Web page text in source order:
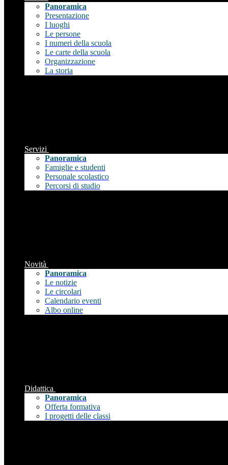
Panoramica
Presentazione
I luoghi
Le persone
I numeri della scuola
Le carte della scuola
Organizzazione
La storia
Servizi
Panoramica
Famiglie e studenti
Personale scolastico
Percorsi di studio
Novità
Panoramica
Le notizie
Le circolari
Calendario eventi
Albo online
Didattica
Panoramica
Offerta formativa
I progetti delle classi